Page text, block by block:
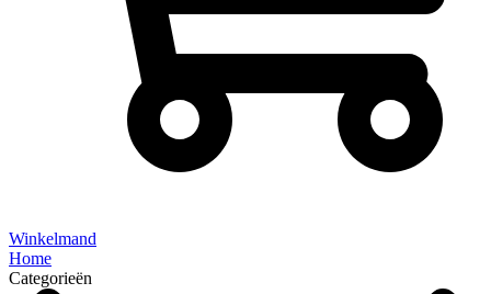
Winkelmand
Home
Categorieën